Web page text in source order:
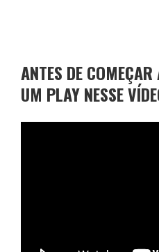
o
o
k
n
g
er
A
p
p
ANTES DE
UM PLAY NESSE